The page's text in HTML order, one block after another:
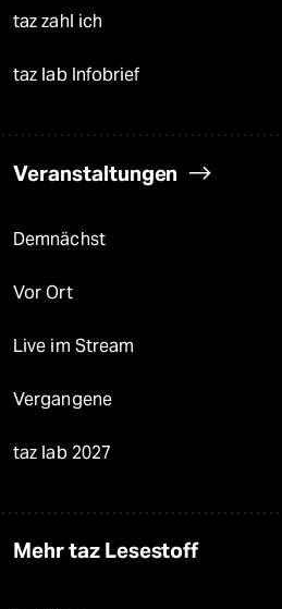
taz zahl ich
taz lab Infobrief
Veranstaltungen
Demnächst
Vor Ort
Live im Stream
Vergangene
taz lab 2027
Mehr taz Lesestoff